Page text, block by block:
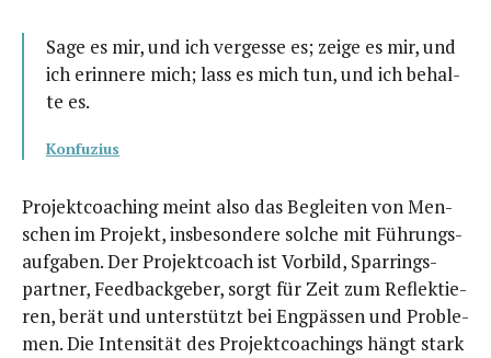
Sage es mir, und ich ver­ges­se es; zei­ge es mir, und
ich erin­ne­re mich; lass es mich tun, und ich behal­
te es.
Kon­fu­zi­us
Pro­jekt­coa­ching meint also das Beglei­ten von Men­
schen im Pro­jekt, ins­be­son­de­re sol­che mit Füh­rungs­
auf­ga­ben. Der Pro­jekt­coach ist Vor­bild, Spar­rings­
part­ner, Feed­back­ge­ber, sorgt für Zeit zum Reflek­tie­
ren, berät und unter­stützt bei Eng­päs­sen und Pro­ble­
men. Die Inten­si­tät des Pro­jekt­coa­chings hängt stark